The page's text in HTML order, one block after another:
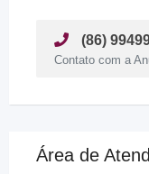
(86)
Contato com a
Área de